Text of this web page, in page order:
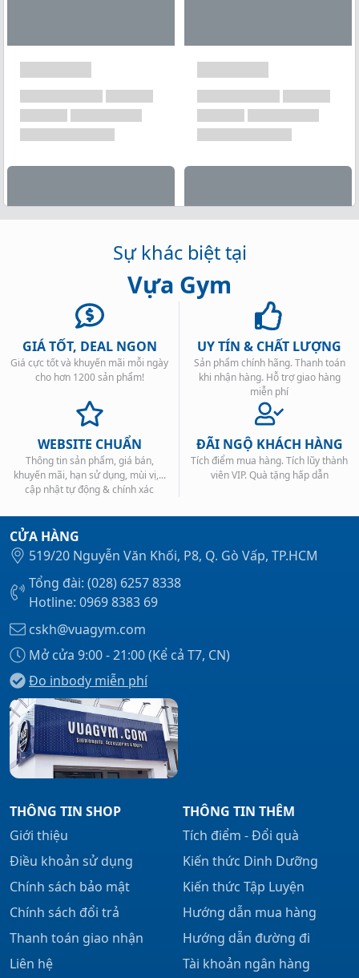
Xem tất cả →
Xem tất cả →
Sự khác biệt tại
Vựa Gym
GIÁ TỐT, DEAL NGON
Giá cực tốt và khuyến mãi mỗi ngày
cho hơn 1200 sản phẩm!
UY TÍN & CHẤT LƯỢNG
Sản phẩm chính hãng. Thanh toán
khi nhận hàng. Hỗ trợ giao hàng
miễn phí
WEBSITE CHUẨN
Thông tin sản phẩm, giá bán,
khuyến mãi, hạn sử dụng, mùi vị,...
cập nhật tự động & chính xác
ĐÃI NGỘ KHÁCH HÀNG
Tích điểm mua hàng. Tích lũy thành
viên VIP. Quà tặng hấp dẫn
CỬA HÀNG
519/20 Nguyễn Văn Khối, P8, Q. Gò Vấp, TP.HCM
Tổng đài: (028) 6257 8338
Hotline: 0969 8383 69
cskh@vuagym.com
Mở cửa 9:00 - 21:00 (Kể cả T7, CN)
Đo inbody miễn phí
THÔNG TIN SHOP
Giới thiệu
Điều khoản sử dụng
Chính sách bảo mật
Chính sách đổi trả
Thanh toán giao nhận
Liên hệ
THÔNG TIN THÊM
Tích điểm - Đổi quà
Kiến thức Dinh Dưỡng
Kiến thức Tập Luyện
Hướng dẫn mua hàng
Hướng dẫn đường đi
Tài khoản ngân hàng